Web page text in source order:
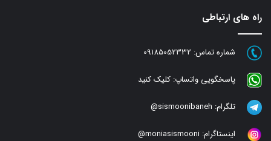
راه های ارتباطی
شماره تماس: 09185052332
پاسخگویی واتساپ: کلیک کنید
تلگرام: sismoonibaneh@
اینستاگرام: moniasismooni@